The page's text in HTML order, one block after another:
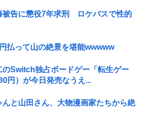
被告に懲役7年求刑 ロケバスで性的
払って山の絶景を堪能wwwww
のSwitch独占ボードゲー「転生ゲー
円）が今日発売なうえ...
んと山田さん、大物漫画家たちから絶